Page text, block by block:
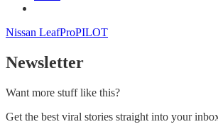
Nissan LeafProPILOT
Newsletter
Want more stuff like this?
Get the best viral stories straight into your